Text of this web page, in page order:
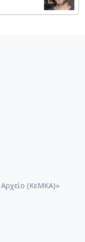
(ΚεΜΚΑ)»